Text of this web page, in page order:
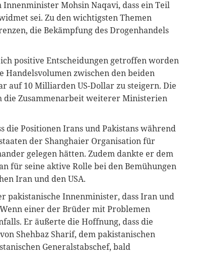
Mohsin Naqavi, dass ein Teil
sei. Zu den wichtigsten Themen
die Bekämpfung des Drogenhandels
positive Entscheidungen getroffen worden
Handelsvolumen zwischen den beiden
auf 10 Milliarden US-Dollar zu steigern. Die
die Zusammenarbeit weiterer Ministerien
Positionen Irans und Pakistans während
der Shanghaier Organisation für
gelegen hätten. Zudem dankte er dem
für seine aktive Rolle bei den Bemühungen
Iran und den USA.
pakistanische Innenminister, dass Iran und
einer der Brüder mit Problemen
Er äußerte die Hoffnung, dass die
Shehbaz Sharif, dem pakistanischen
Generalstabschef, bald